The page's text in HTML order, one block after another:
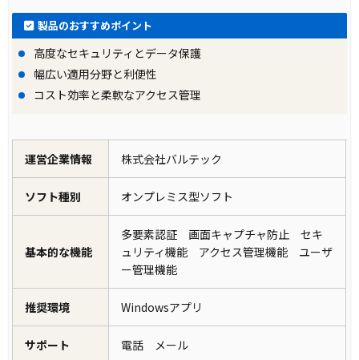
製品のおすすめポイント
高度なセキュリティとデータ保護
幅広い適用分野と利便性
コスト効率と柔軟なアクセス管理
運営企業情報 株式会社バルテック
ソフト種別 オンプレミス型ソフト
基本的な機能
多要素認証 画面キャプチャ防止 セキ
ュリティ機能 アクセス管理機能 ユーザ
ー管理機能
推奨環境 Windowsアプリ
サポート 電話 メール